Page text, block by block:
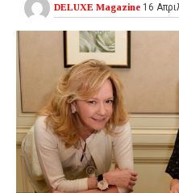
DELUXE Magazine 16